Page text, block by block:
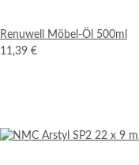
Renuwell Möbel-Öl 500ml
11,39 €